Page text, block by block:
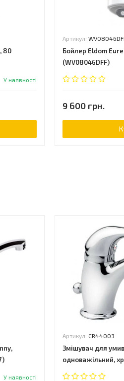
80
У наявності
Артикул:
Бойлер Eldom
(WV08046DFF)
9 600 грн.
У наявності
Артикул: CR44003
Змішувач для
одноважільний,